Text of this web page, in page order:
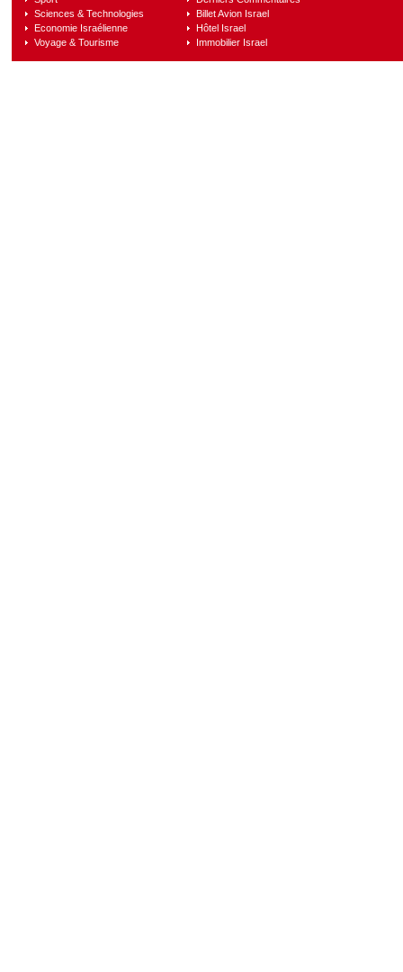
Sciences & Technologies
Economie Israélienne
Voyage & Tourisme
Billet Avion Israel
Hôtel Israel
Immobilier Israel